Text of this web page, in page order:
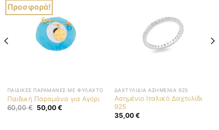
Προσφορά!
ΠΑΙΔΙΚΈΣ ΠΑΡΑΜΆΝΕΣ ΜΕ ΦΥΛΑΧΤΌ
Παιδική Παραμάνα για Αγόρι
60,00€ Original
price
50,00€Η
ΔΑΧΤΥΛΊΔΙΑ ΑΣΗΜΈΝΙΑ 925
Ασημένιο Ιταλικό Δαχτυλίδι
925
35,00€